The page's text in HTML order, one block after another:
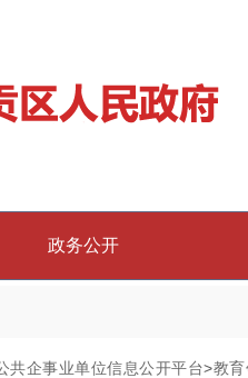
政务公开
共企事业单位信息公开平台>教